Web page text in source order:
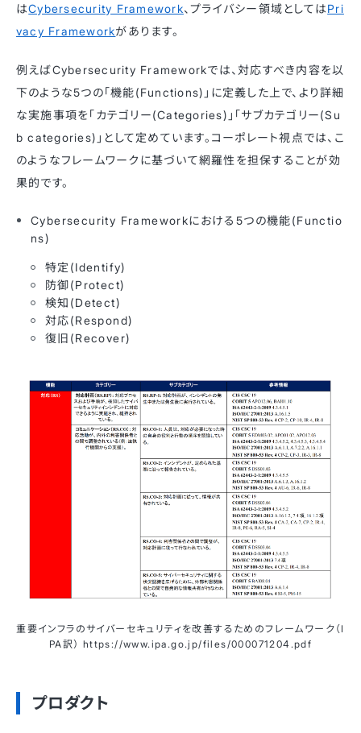
はCybersecurity Framework、プライバシー領域としてはPri
vacy Frameworkがあります。
例えばCybersecurity Frameworkでは、対応すべき内容を以
下のような5つの「機能(Functions)」に定義した上で、より詳細
な実施事項を「カテゴリー(Categories)」「サブカテゴリー(Su
b categories)」として定めています。コーポレート視点では、こ
のようなフレームワークに基づいて網羅性を担保することが効
果的です。
Cybersecurity Frameworkにおける5つの機能(Functio
ns)
特定(Identify)
防御(Protect)
検知(Detect)
対応(Respond)
復旧(Recover)
重要インフラのサイバーセキュリティを改善するためのフレームワーク（I
PA訳） https://www.ipa.go.jp/files/000071204.pdf
プロダクト